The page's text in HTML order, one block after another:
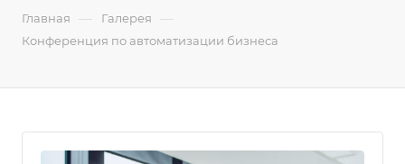
Главная — Галерея —
Конференция по автоматизации бизнеса